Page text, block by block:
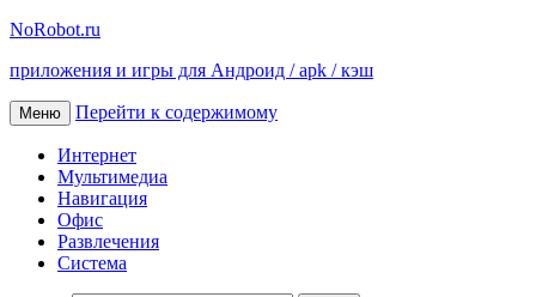
NoRobot.ru
приложения и игры для Андроид / apk / кэш
Меню Перейти к содержимому
Интернет
Мультимедиа
Навигация
Офис
Развлечения
Система